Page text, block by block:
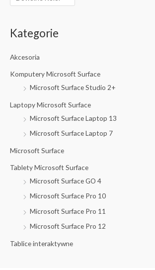
Kategorie
Akcesoria
Komputery Microsoft Surface
Microsoft Surface Studio 2+
Laptopy Microsoft Surface
Microsoft Surface Laptop 13
Microsoft Surface Laptop 7
Microsoft Surface
Tablety Microsoft Surface
Microsoft Surface GO 4
Microsoft Surface Pro 10
Microsoft Surface Pro 11
Microsoft Surface Pro 12
Tablice interaktywne